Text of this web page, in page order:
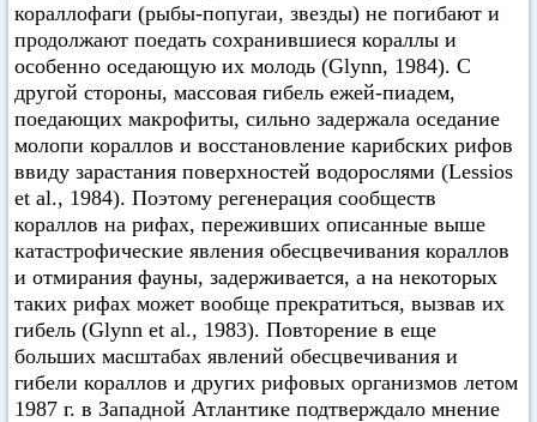
кораллофаги (рыбы-попугаи, звезды) не погибают и
продолжают поедать сохранившиеся кораллы и
особенно оседающую их молодь (Glynn, 1984). С
другой стороны, массовая гибель ежей-пиадем,
поедающих макрофиты, сильно задержала оседание
молопи кораллов и восстановление карибских рифов
ввиду зарастания поверхностей водорослями (Lessios
et al., 1984). Поэтому регенерация сообществ
кораллов на рифах, переживших описанные выше
катастрофические явления обесцвечивания кораллов
и отмирания фауны, задерживается, а на некоторых
таких рифах может вообще прекратиться, вызвав их
гибель (Glynn et аl., 1983). Повторение в еще
больших масштабах явлений обесцвечивания и
гибели кораллов и других рифовых организмов летом
1987 г. в Западной Атлантике подтверждало мнение